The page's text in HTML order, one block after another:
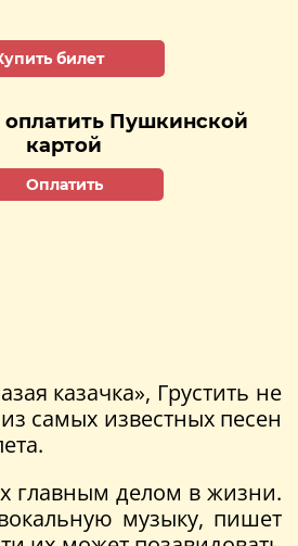
билет
Пушкинской
картой
Оплатить
казачка», Грустить не
самых известных песен
главным делом в жизни.
музыку, пишет